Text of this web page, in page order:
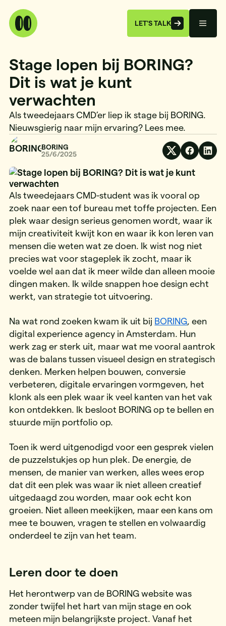
LET'S TALK
Stage lopen bij BORING?
Dit is wat je kunt
verwachten
Als tweedejaars CMD’er liep ik stage bij BORING.
Nieuwsgierig naar mijn ervaring? Lees mee.
BORING
25/6/2025
Als tweedejaars CMD-student was ik vooral op
zoek naar een tof bureau met toffe projecten. Een
plek waar design serieus genomen wordt, waar ik
mijn creativiteit kwijt kon en waar ik kon leren van
mensen die weten wat ze doen. Ik wist nog niet
precies wat voor stageplek ik zocht, maar ik
voelde wel aan dat ik meer wilde dan alleen mooie
dingen maken. Ik wilde snappen hoe design echt
werkt, van strategie tot uitvoering.
Na wat rond zoeken kwam ik uit bij BORING, een
digital experience agency in Amsterdam. Hun
werk zag er sterk uit, maar wat me vooral aantrok
was de balans tussen visueel design en strategisch
denken. Merken helpen bouwen, conversie
verbeteren, digitale ervaringen vormgeven, het
klonk als een plek waar ik veel kanten van het vak
kon ontdekken. Ik besloot BORING op te bellen en
stuurde mijn portfolio op.
Toen ik werd uitgenodigd voor een gesprek vielen
de puzzelstukjes op hun plek. De energie, de
mensen, de manier van werken, alles wees erop
dat dit een plek was waar ik niet alleen creatief
uitgedaagd zou worden, maar ook echt kon
groeien. Niet alleen meekijken, maar een kans om
mee te bouwen, vragen te stellen en volwaardig
onderdeel te zijn van het team.
Leren door te doen
Het herontwerp van de BORING website was
zonder twijfel het hart van mijn stage en ook
meteen mijn belangrijkste project. Vanaf het